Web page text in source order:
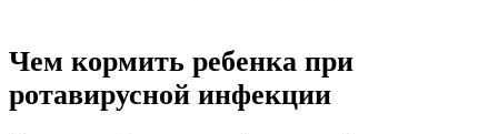
Чем кормить ребенка при
ротавирусной инфекции